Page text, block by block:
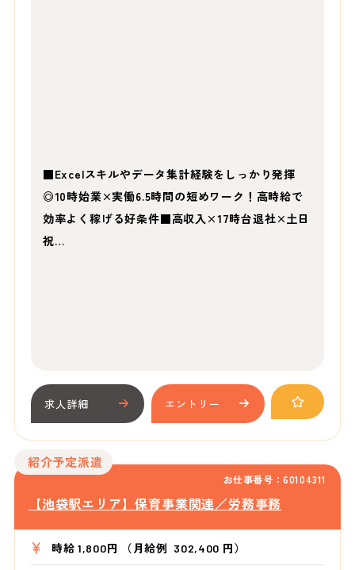
■Excelスキルやデータ集計経験をしっかり発揮
◎10時始業×実働6.5時間の短めワーク！高時給で
効率よく稼げる好条件■高収入×17時台退社×土日
祝…
求人詳細 エントリー
お仕事番号：60104311
紹介予定派遣
【池袋駅エリア】保育事業関連／労務事務
時給 1,800円 （月給例 302,400 円）